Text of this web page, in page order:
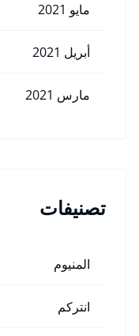
مايو 2021
أبريل 2021
مارس 2021
تصنيفات
المنيوم
انتركم